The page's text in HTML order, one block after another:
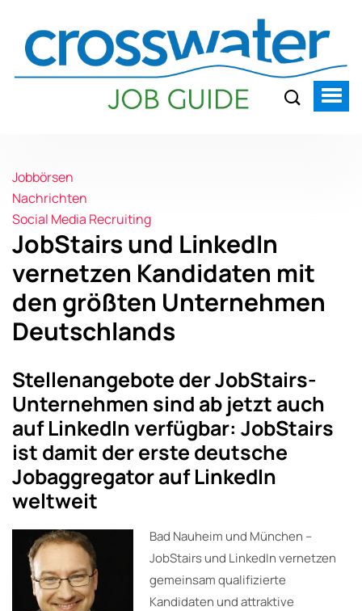
Jobbörsen
Nachrichten
Social Media Recruiting
JobStairs und LinkedIn
vernetzen Kandidaten mit
den größten Unternehmen
Deutschlands
Stellenangebote der JobStairs-
Unternehmen sind ab jetzt auch
auf LinkedIn verfügbar: JobStairs
ist damit der erste deutsche
Jobaggregator auf LinkedIn
weltweit
Bad Nauheim und München –
JobStairs und LinkedIn vernetzen
gemeinsam qualifizierte
Kandidaten und attraktive